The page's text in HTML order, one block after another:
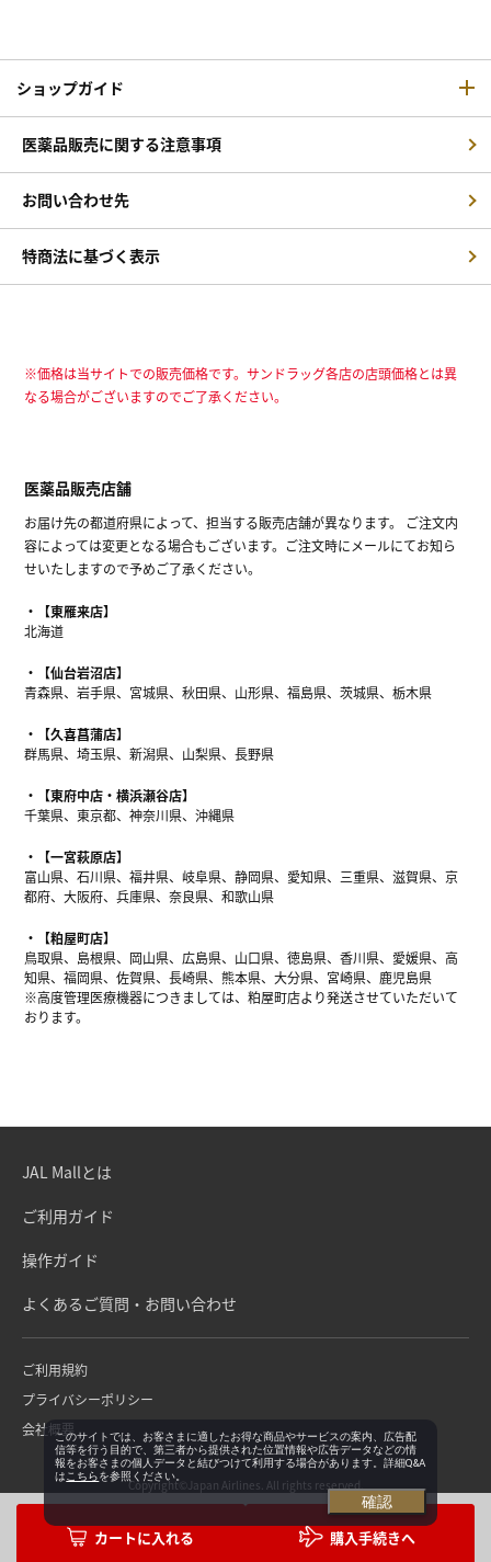
購入手続きへ
ショップガイド
医薬品販売に関する注意事項
お問い合わせ先
特商法に基づく表示
※価格は当サイトでの販売価格です。サンドラッグ各店の店頭価格とは異
なる場合がございますのでご了承ください。
医薬品販売店舗
お届け先の都道府県によって、担当する販売店舗が異なります。 ご注文内
容によっては変更となる場合もございます。ご注文時にメールにてお知ら
せいたしますので予めご了承ください。
【東雁来店】
北海道
【仙台岩沼店】
青森県、岩手県、宮城県、秋田県、山形県、福島県、茨城県、栃木県
【久喜菖蒲店】
群馬県、埼玉県、新潟県、山梨県、長野県
【東府中店・横浜瀬谷店】
千葉県、東京都、神奈川県、沖縄県
【一宮萩原店】
富山県、石川県、福井県、岐阜県、静岡県、愛知県、三重県、滋賀県、京
都府、大阪府、兵庫県、奈良県、和歌山県
【粕屋町店】
鳥取県、島根県、岡山県、広島県、山口県、徳島県、香川県、愛媛県、高
知県、福岡県、佐賀県、長崎県、熊本県、大分県、宮崎県、鹿児島県
※高度管理医療機器につきましては、粕屋町店より発送させていただいて
おります。
JAL Mallとは
ご利用ガイド
操作ガイド
よくあるご質問・お問い合わせ
ご利用規約
プライバシーポリシー
会社概要
Copyright©Japan Airlines. All rights reserved.
このサイトでは、お客さまに適したお得な商品やサービスの案内、広告配
信等を行う目的で、第三者から提供された位置情報や広告データなどの情
報をお客さまの個人データと結びつけて利用する場合があります。詳細Q&A
は こちらを参照ください。
確認